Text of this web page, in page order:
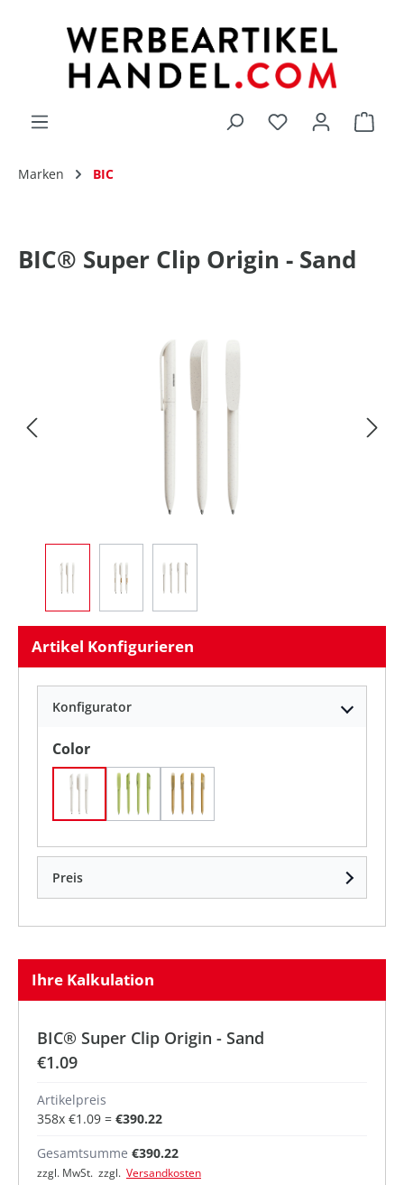
Du hast 0
Marken BIC
BIC® Super Clip Origin - Sand
Artikel Konfigurieren
Konfigurator
Colorauswählen
SAND grasgrünnatur
Preis
Ihre Kalkulation
BIC® Super Clip Origin - Sand
€1.09
Artikelpreis
358x €1.09 = €390.22
Gesamtsumme €390.22
zzgl. MwSt. zzgl. Versandkosten